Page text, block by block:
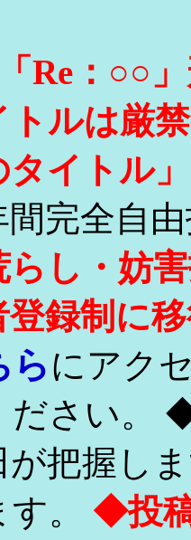
Re：○○
トルは厳
タイトル
完全自
らし・妨
登録制に
らにアク
ださい。
が把握し
。 ◆投